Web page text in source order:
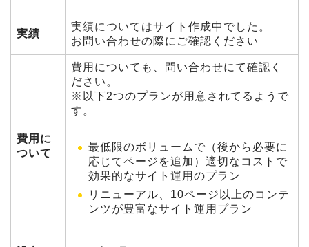
実績
実績についてはサイト作成中でした。
お問い合わせの際にご確認ください
費用に
ついて
費用についても、問い合わせにて確認く
ださい。
※以下2つのプランが用意されてるようで
す。
最低限のボリュームで（後から必要に
応じてページを追加）適切なコストで
効果的なサイト運用のプラン
リニューアル、10ページ以上のコンテ
ンツが豊富なサイト運用プラン